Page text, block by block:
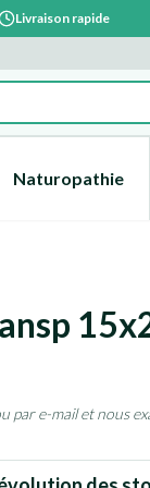
Livraison rapide
&
menu pour la
Naturopathie
Afficher
par e-mail et nous